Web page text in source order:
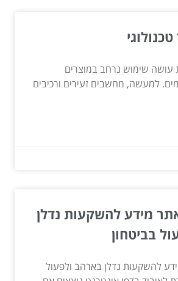
עושה שימוש נרחב במוצרים
למעשה, מחשבים זעירים ורכיבים
מידע להשקעות נדלן
בביטחון
להשקעות נדלן בארהב ולפעול